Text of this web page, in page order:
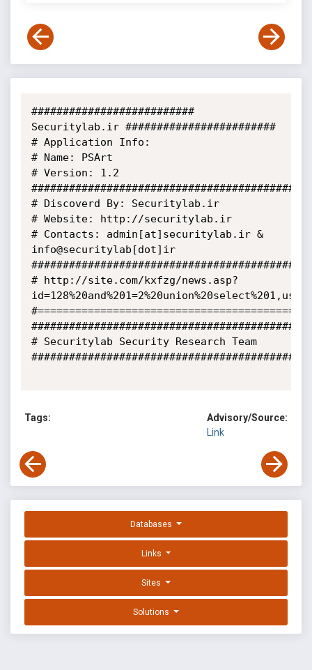
##########################
Securitylab.ir ########################
# Application Info:
# Name: PSArt
# Version: 1.2
# Discoverd By: Securitylab.ir
# Website: http://securitylab.ir
# Contacts: admin[at]securitylab.ir &
info@securitylab[dot]ir
# http://site.com/kxfzg/news.asp?
# Securitylab Security Research Team
Tags:
Advisory/Source:
Link
Databases
Links
Sites
Solutions